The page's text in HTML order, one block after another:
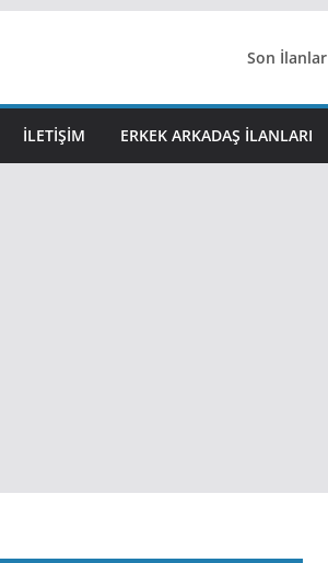
Son İlanlar
İLETIŞIM ERKEK ARKADAŞ ILANLARI